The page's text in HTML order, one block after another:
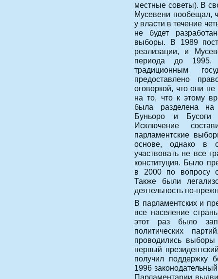
местные советы). В
Мусевени пообещал,
у власти в течение
не будет
выборы. В 1989
реализации, и
периода до 1995.
традиционным
предоставлено
оговоркой, что они
на то, что к этому
была разделена
Буньоро и Бусоги
Исключение
парламентские
основе, однако в
участвовать не все
конституция. Было
в 2000 по вопросу
Также были
деятельность по-
В парламентских и
все население
этот раз было
политических
проводились
первый
получил поддержку
1996
Парламентарии